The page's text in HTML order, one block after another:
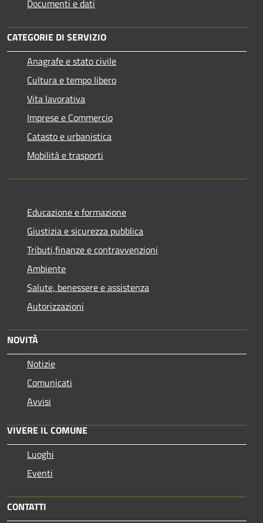
Documenti e dati
CATEGORIE DI SERVIZIO
Anagrafe e stato civile
Cultura e tempo libero
Vita lavorativa
Imprese e Commercio
Catasto e urbanistica
Mobilità e trasporti
Educazione e formazione
Giustizia e sicurezza pubblica
Tributi,finanze e contravvenzioni
Ambiente
Salute, benessere e assistenza
Autorizzazioni
NOVITÀ
Notizie
Comunicati
Avvisi
VIVERE IL COMUNE
Luoghi
Eventi
CONTATTI